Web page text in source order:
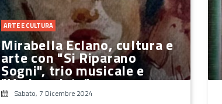
ARTE E CULTURA
Mirabella Eclano, cultura e
arte con "Si Riparano
Sogni", trio musicale e
"Verbavelata"
Sabato, 7 Dicembre 2024